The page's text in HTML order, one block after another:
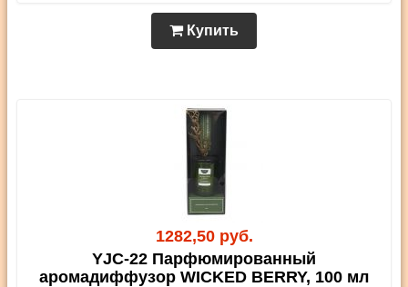
Купить
1282,50 руб.
YJC-22 Парфюмированный
аромадиффузор WICKED BERRY, 100 мл